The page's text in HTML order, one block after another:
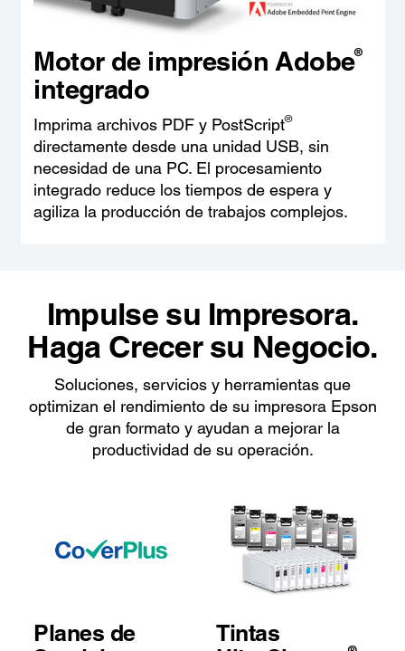
Motor de impresión Adobe®
integrado
Imprima archivos PDF y PostScript®
directamente desde una unidad USB, sin
necesidad de una PC. El procesamiento
integrado reduce los tiempos de espera y
agiliza la producción de trabajos complejos.
Impulse su Impresora.
Haga Crecer su Negocio.
Soluciones, servicios y herramientas que
optimizan el rendimiento de su impresora Epson
de gran formato y ayudan a mejorar la
productividad de su operación.
Planes de
Tintas